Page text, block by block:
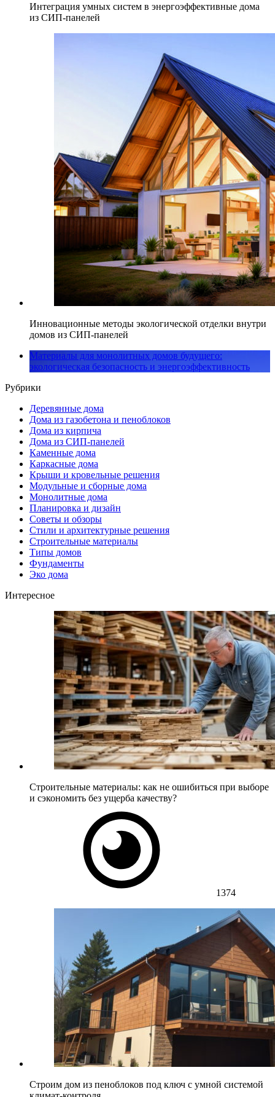
Интеграция умных систем в энергоэффективные дома
из СИП-панелей
Инновационные методы экологической отделки внутри
домов из СИП-панелей
Материалы для монолитных домов будущего:
экологическая безопасность и энергоэффективность
Рубрики
Деревянные дома
Дома из газобетона и пеноблоков
Дома из кирпича
Дома из СИП-панелей
Каменные дома
Каркасные дома
Крыши и кровельные решения
Модульные и сборные дома
Монолитные дома
Планировка и дизайн
Советы и обзоры
Стили и архитектурные решения
Строительные материалы
Типы домов
Фундаменты
Эко дома
Интересное
Строительные материалы: как не ошибиться при выборе
и сэкономить без ущерба качеству?
1374
Строим дом из пеноблоков под ключ с умной системой